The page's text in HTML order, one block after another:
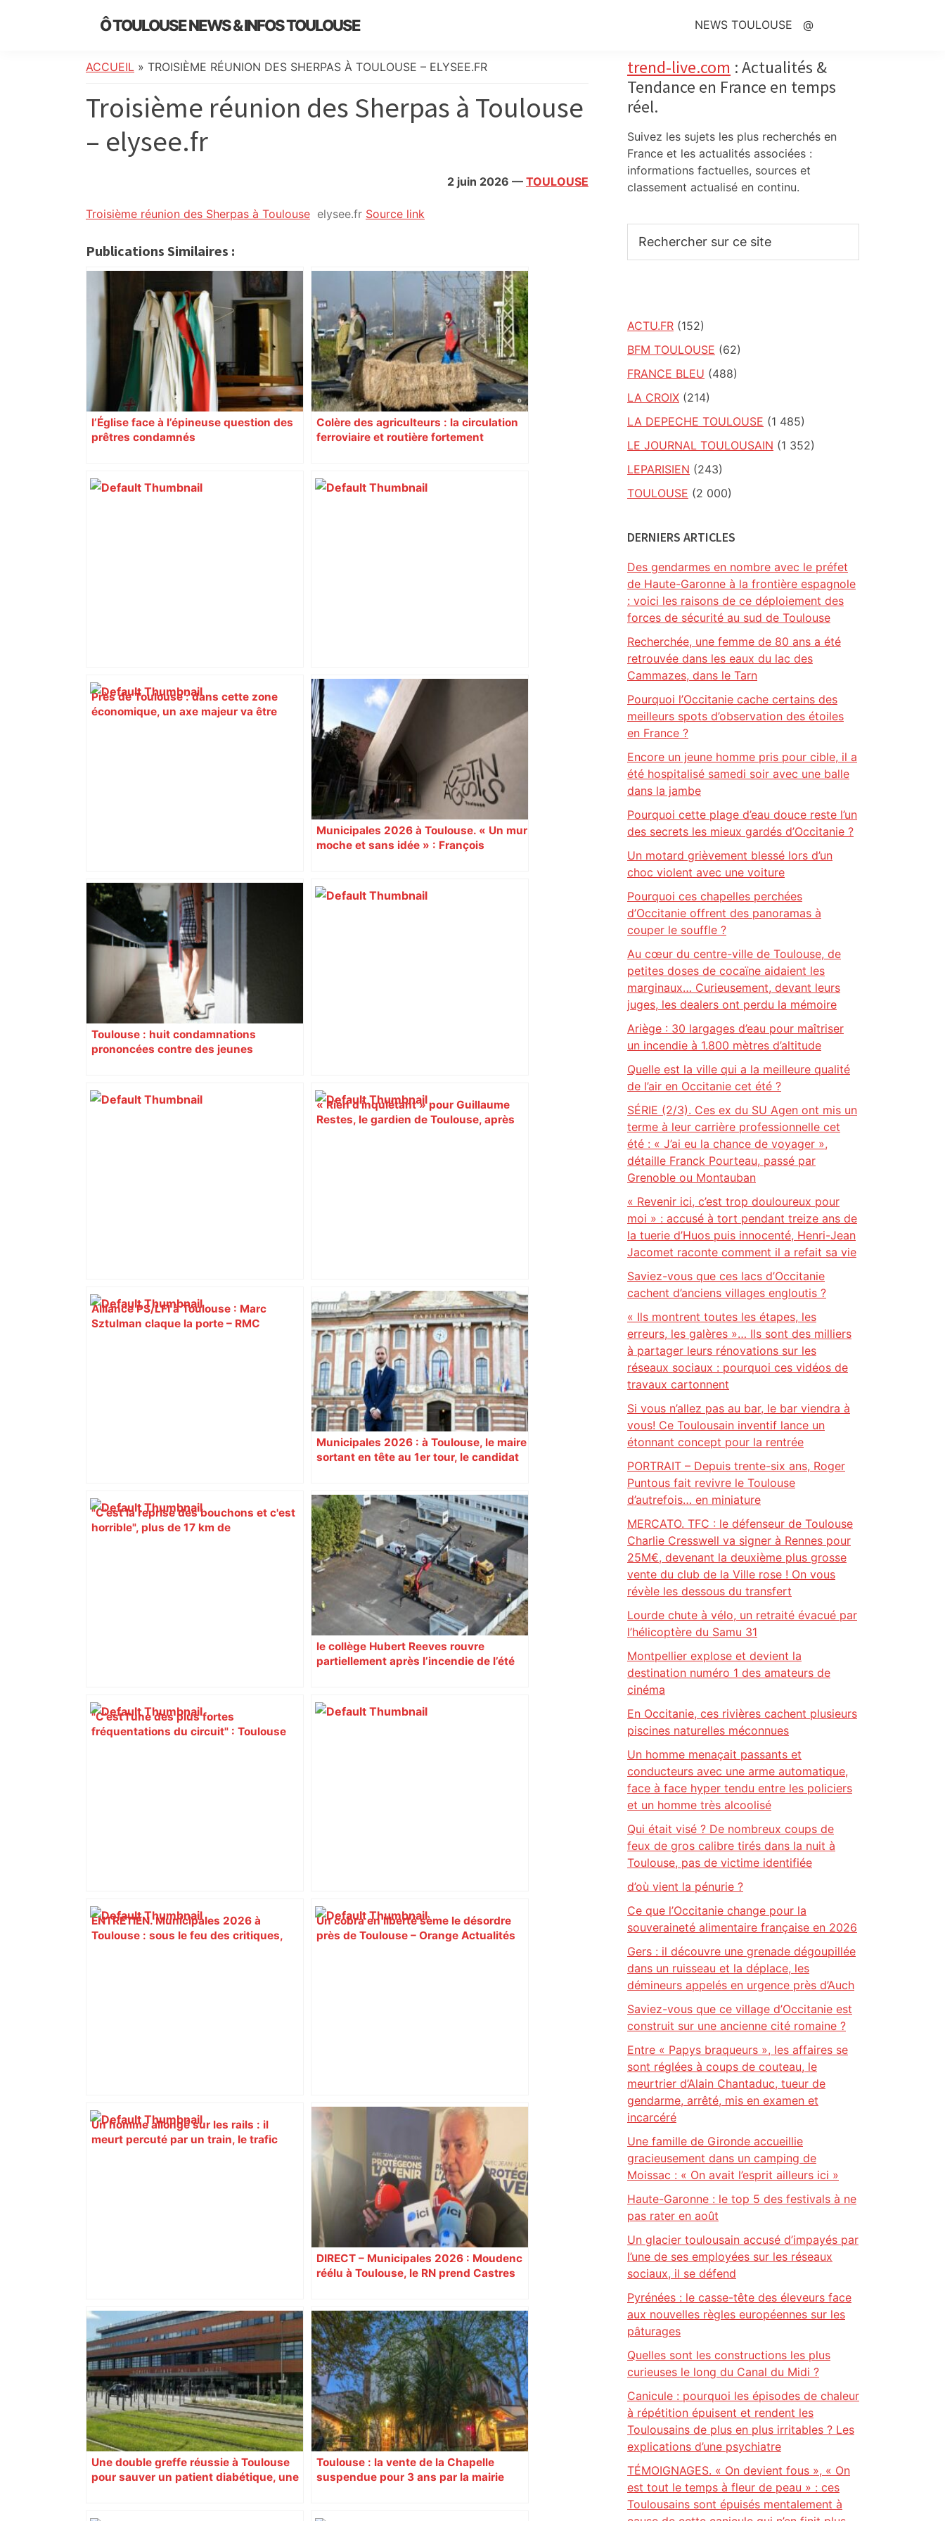
Ô TOULOUSE NEWS & INFOS TOULOUSE
de
toulousaine
:
info
locale,
politique,
faits
initiatives
citoyennes
NEWS TOULOUSE @
ACCUEIL » TROISIÈME RÉUNION DES SHERPAS À TOULOUSE – ELYSEE.FR
Troisième réunion des Sherpas à Toulouse
– elysee.fr
2 juin 2026 — TOULOUSE
Troisième réunion des Sherpas à Toulouse elysee.fr Source link
Publications Similaires :
l’Église face à l’épineuse question des
prêtres condamnés
Colère des agriculteurs : la circulation
ferroviaire et routière fortement
Près de Toulouse : dans cette zone
économique, un axe majeur va être
Mort mystérieuse près de Toulouse :
une émission de M6 revient sur l'affaire
Christian Abraham, retrouvé la gorge
tranchée et recouvert de feuilles il y a
deux ans – ladepeche.fr
Après la fusion avec la liste PS
Toulouse, le candidat LFI salue "une
dynamique qui nous oblige à la
responsabilité" – Franceinfo
Municipales 2026 à Toulouse. « Un mur
moche et sans idée » : François
Augustins
Toulouse : huit condamnations
prononcées contre des jeunes
« Rien d'inquiétant » pour Guillaume
Restes, le gardien de Toulouse, après
Alliance PS/LFI à Toulouse : Marc
Sztulman claque la porte – RMC
Bilan du marché du logement neuf :
une lueur d'espoir pour l'immobilier à
Toulouse ? – Actu.fr
"C'est la reprise des bouchons et c'est
horrible", plus de 17 km de
Municipales 2026 : à Toulouse, le maire
sortant en tête au 1er tour, le candidat
"C’est l’une des plus fortes
fréquentations du circuit" : Toulouse
le collège Hubert Reeves rouvre
partiellement après l’incendie de l’été
ENTRETIEN. Municipales 2026 à
Toulouse : sous le feu des critiques,
Un cobra en liberté sème le désordre
près de Toulouse – Orange Actualités
Un homme allongé sur les rails : il
meurt percuté par un train, le trafic
Ligue 1 | Toulouse – Marseille |
Expressifs mais peu agressifs, les
joueurs de l'OM sont-ils des faux
méchants – Eurosport
"L'imposture des vaccins" : quelle est
cette réunion antivax annoncée à
Toulouse et organisée par une
association qui prône les théories du
complot – ladepeche.fr
DIRECT – Municipales 2026 : Moudenc
réélu à Toulouse, le RN prend Castres
Une double greffe réussie à Toulouse
pour sauver un patient diabétique, une
Toulouse : la vente de la Chapelle
suspendue pour 3 ans par la mairie
Primary
Sidebar
trend-live.com : Actualités &
Tendance en France en temps
réel.
Suivez les sujets les plus recherchés en
France et les actualités associées :
informations factuelles, sources et
classement actualisé en continu.
sur
ACTU.FR (152)
BFM TOULOUSE (62)
FRANCE BLEU (488)
LA CROIX (214)
LA DEPECHE TOULOUSE (1 485)
LE JOURNAL TOULOUSAIN (1 352)
LEPARISIEN (243)
TOULOUSE (2 000)
DERNIERS ARTICLES
Des gendarmes en nombre avec le préfet
de Haute-Garonne à la frontière espagnole
: voici les raisons de ce déploiement des
forces de sécurité au sud de Toulouse
Recherchée, une femme de 80 ans a été
retrouvée dans les eaux du lac des
Cammazes, dans le Tarn
Pourquoi l’Occitanie cache certains des
meilleurs spots d’observation des étoiles
en France ?
Encore un jeune homme pris pour cible, il a
été hospitalisé samedi soir avec une balle
dans la jambe
Pourquoi cette plage d’eau douce reste l’un
des secrets les mieux gardés d’Occitanie ?
Un motard grièvement blessé lors d’un
choc violent avec une voiture
Pourquoi ces chapelles perchées
d’Occitanie offrent des panoramas à
couper le souffle ?
Au cœur du centre-ville de Toulouse, de
petites doses de cocaïne aidaient les
marginaux… Curieusement, devant leurs
juges, les dealers ont perdu la mémoire
Ariège : 30 largages d’eau pour maîtriser
un incendie à 1.800 mètres d’altitude
Quelle est la ville qui a la meilleure qualité
de l’air en Occitanie cet été ?
SÉRIE (2/3). Ces ex du SU Agen ont mis un
terme à leur carrière professionnelle cet
été : « J’ai eu la chance de voyager »,
détaille Franck Pourteau, passé par
Grenoble ou Montauban
« Revenir ici, c’est trop douloureux pour
moi » : accusé à tort pendant treize ans de
la tuerie d’Huos puis innocenté, Henri-Jean
Jacomet raconte comment il a refait sa vie
Saviez-vous que ces lacs d’Occitanie
cachent d’anciens villages engloutis ?
« Ils montrent toutes les étapes, les
erreurs, les galères »… Ils sont des milliers
à partager leurs rénovations sur les
réseaux sociaux : pourquoi ces vidéos de
travaux cartonnent
Si vous n’allez pas au bar, le bar viendra à
vous! Ce Toulousain inventif lance un
étonnant concept pour la rentrée
PORTRAIT – Depuis trente-six ans, Roger
Puntous fait revivre le Toulouse
d’autrefois… en miniature
MERCATO. TFC : le défenseur de Toulouse
Charlie Cresswell va signer à Rennes pour
25M€, devenant la deuxième plus grosse
vente du club de la Ville rose ! On vous
révèle les dessous du transfert
Lourde chute à vélo, un retraité évacué par
l’hélicoptère du Samu 31
Montpellier explose et devient la
destination numéro 1 des amateurs de
cinéma
En Occitanie, ces rivières cachent plusieurs
piscines naturelles méconnues
Un homme menaçait passants et
conducteurs avec une arme automatique,
face à face hyper tendu entre les policiers
et un homme très alcoolisé
Qui était visé ? De nombreux coups de
feux de gros calibre tirés dans la nuit à
Toulouse, pas de victime identifiée
d’où vient la pénurie ?
Ce que l’Occitanie change pour la
souveraineté alimentaire française en 2026
Gers : il découvre une grenade dégoupillée
dans un ruisseau et la déplace, les
démineurs appelés en urgence près d’Auch
Saviez-vous que ce village d’Occitanie est
construit sur une ancienne cité romaine ?
Entre « Papys braqueurs », les affaires se
sont réglées à coups de couteau, le
meurtrier d’Alain Chantaduc, tueur de
gendarme, arrêté, mis en examen et
incarcéré
Une famille de Gironde accueillie
gracieusement dans un camping de
Moissac : « On avait l’esprit ailleurs ici »
Haute-Garonne : le top 5 des festivals à ne
pas rater en août
Un glacier toulousain accusé d’impayés par
l’une de ses employées sur les réseaux
sociaux, il se défend
Pyrénées : le casse-tête des éleveurs face
aux nouvelles règles européennes sur les
pâturages
Quelles sont les constructions les plus
curieuses le long du Canal du Midi ?
Canicule : pourquoi les épisodes de chaleur
à répétition épuisent et rendent les
Toulousains de plus en plus irritables ? Les
explications d’une psychiatre
TÉMOIGNAGES. « On devient fous », « On
est tout le temps à fleur de peau » : ces
Toulousains sont épuisés mentalement à